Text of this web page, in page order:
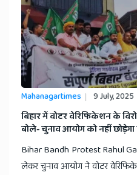
Mahanagartimes 9 July, 2025
​बिहार में वोटर वेरिफिकेशन के
बोले- चुनाव आयोग को नहीं
Bihar Bandh Protest Rahul
लेकर चुनाव आयोग ने वोटर